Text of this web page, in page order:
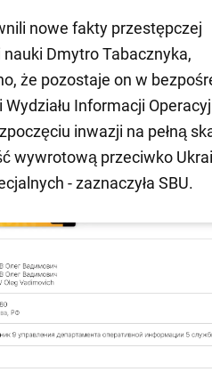
nowe fakty przestępczej
nauki Dmytro Tabacznyka,
że pozostaje on w
Informacji
inwazji na pełną
wywrotową przeciwko
- zaznaczyła SBU.